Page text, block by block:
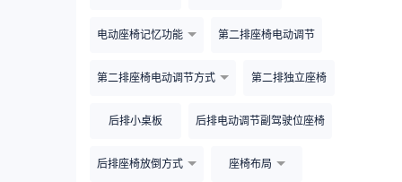
电动座椅记忆功能 第二排座椅电动调节
第二排座椅电动调节方式 第二排独立座椅
后排小桌板 后排电动调节副驾驶位座椅
后排座椅放倒方式 座椅布局